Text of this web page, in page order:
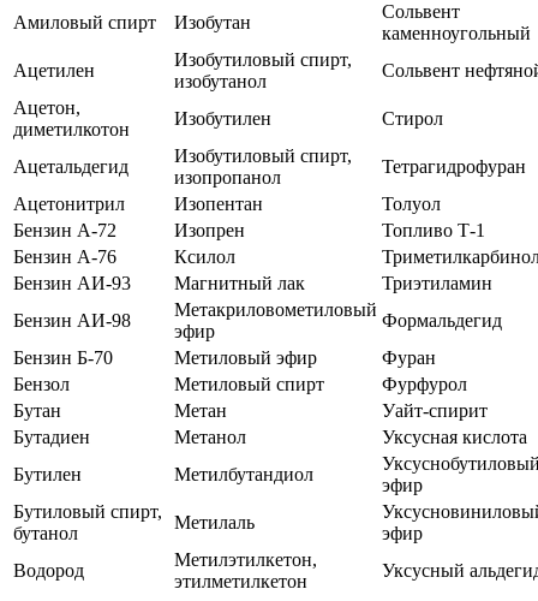
Амиловый спирт
Изобутан
Сольвент
каменноугольный
Ацетилен
Изобутиловый спирт,
изобутанол
Сольвент
Ацетон,
диметилкотон
Изобутилен Стирол
Ацетальдегид
Изобутиловый спирт,
изопропанол
Тетрагидрофуран
Ацетонитрил
Изопентан
Толуол
Бензин А-72
Изопрен
Топливо Т-1
Бензин А-76
Ксилол
Бензин АИ-93
Магнитный лак
Триэтиламин
Бензин АИ-98
Метакриловометиловый
эфир
Формальдегид
Бензин Б-70
Метиловый эфир
Фуран
Бензол
Метиловый спирт
Фурфурол
Бутан
Метан
Уайт-спирит
Бутадиен
Метанол
Уксусная кислота
Бутилен
Метилбутандиол
эфир
Бутиловый спирт,
бутанол
Метилаль
эфир
Водород
Метилэтилкетон,
этилметилкетон
Уксусный